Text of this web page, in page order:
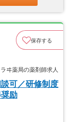
保存する
ヰ薬局の薬剤師求人
可／研修制度
励